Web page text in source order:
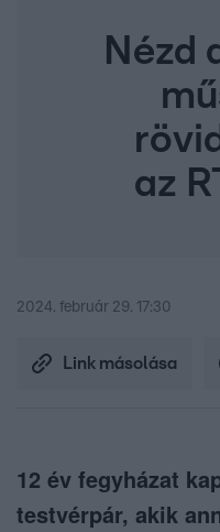
Nézd
az
2024. február 29. 17:30
Link másolása
12 év fegyházat
testvérpár, akik